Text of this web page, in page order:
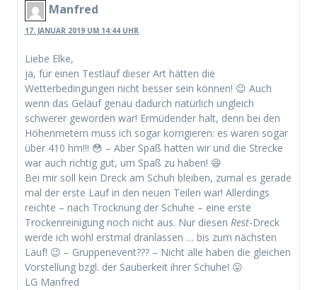
Manfred
17. JANUAR 2019 UM 14:44 UHR
Liebe Elke,
ja, für einen Testlauf dieser Art hätten die
Wetterbedingungen nicht besser sein können! 😉 Auch
wenn das Geläuf genau dadurch natürlich ungleich
schwerer geworden war! Ermüdender halt, denn bei den
Höhenmetern muss ich sogar korrigieren: es waren sogar
über 410 hm!!! 😳 – Aber Spaß hatten wir und die Strecke
war auch richtig gut, um Spaß zu haben! 😆
Bei mir soll kein Dreck am Schuh bleiben, zumal es gerade
mal der erste Lauf in den neuen Teilen war! Allerdings
reichte – nach Trocknung der Schuhe – eine erste
Trockenreinigung noch nicht aus. Nur diesen Rest-Dreck
werde ich wohl erstmal dranlassen … bis zum nächsten
Lauf! 😉 – Gruppenevent??? – Nicht alle haben die gleichen
Vorstellung bzgl. der Sauberkeit ihrer Schuhe! 😛
LG Manfred